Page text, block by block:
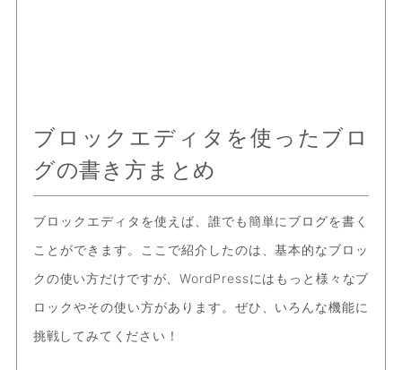
ブロックエディタを使ったブロ
グの書き方まとめ
ブロックエディタを使えば、誰でも簡単にブログを書く
ことができます。ここで紹介したのは、基本的なブロッ
クの使い方だけですが、WordPressにはもっと様々なブ
ロックやその使い方があります。ぜひ、いろんな機能に
挑戦してみてください！